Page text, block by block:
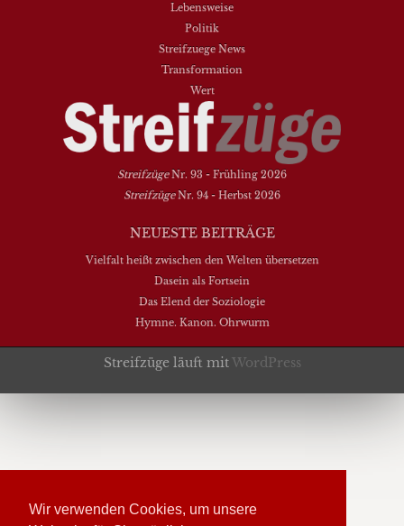
Wir verwenden Cookies, um unsere
Lebensweise
Politik
Streifzuege News
Transformation
Wert
StreifzügeNr. 93 - Frühling 2026
StreifzügeNr. 94 - Herbst 2026
NEUESTE BEITRÄGE
Vielfalt heißt zwischen den Welten übersetzen
Dasein als Fortsein
Das Elend der Soziologie
Hymne. Kanon. Ohrwurm
Streifzüge läuft mitWordPress